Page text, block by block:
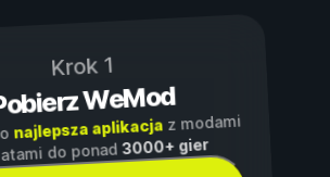
Krok 1
WeMod
najlepsza aplikacjaz modami
do ponad3000+ gier